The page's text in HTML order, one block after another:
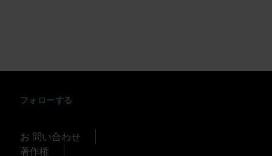
フォローする
お 問い合わせ
著作権